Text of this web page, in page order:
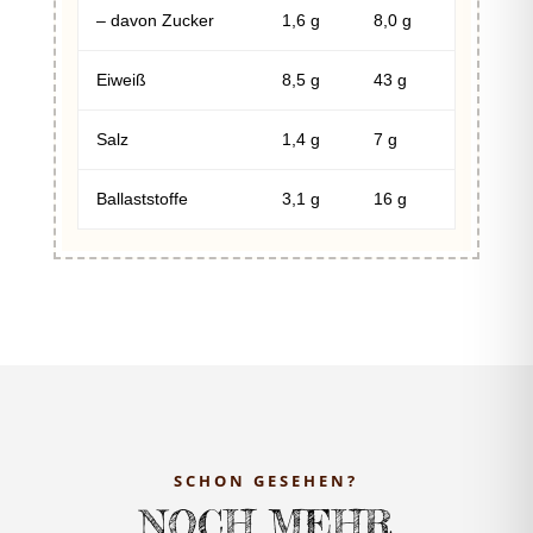
– davon Zucker 1,6 g 8,0 g
Eiweiß 8,5 g 43 g
Salz 1,4 g 7 g
Ballaststoffe 3,1 g 16 g
SCHON GESEHEN?